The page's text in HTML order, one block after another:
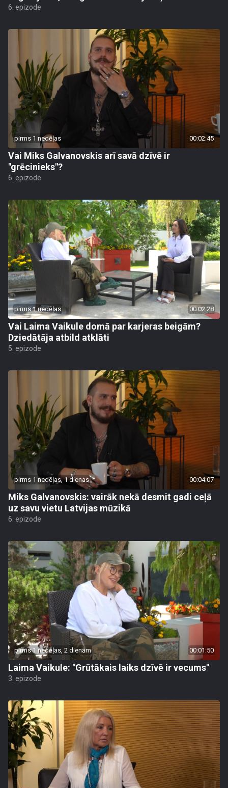
6. epizode
pirms 1 nedēļas 00:02:45
Vai Miks Galvanovskis arī savā dzīvē ir
"grēcinieks"?
6. epizode
pirms 1 nedēļas 00:02:28
Vai Laima Vaikule domā par karjeras beigām?
Dziedātāja atbild atklāti
5. epizode
pirms 1 nedēļas, 1 dienas 00:04:07
Miks Galvanovskis: vairāk nekā desmit gadi ceļā
uz savu vietu Latvijas mūzikā
6. epizode
pirms 1 nedēļas, 2 dienām 00:01:50
Laima Vaikule: "Grūtākais laiks dzīvē ir vecums"
3. epizode